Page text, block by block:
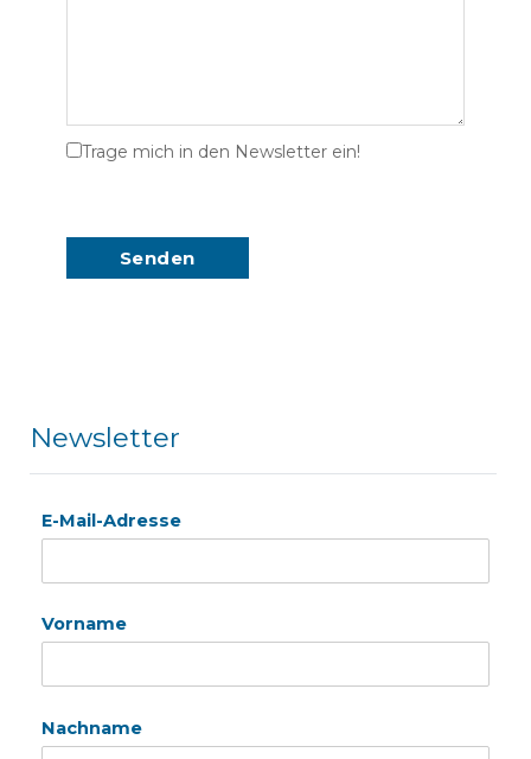
Trage mich in den Newsletter ein!
Newsletter
E-Mail-Adresse
Vorname
Nachname